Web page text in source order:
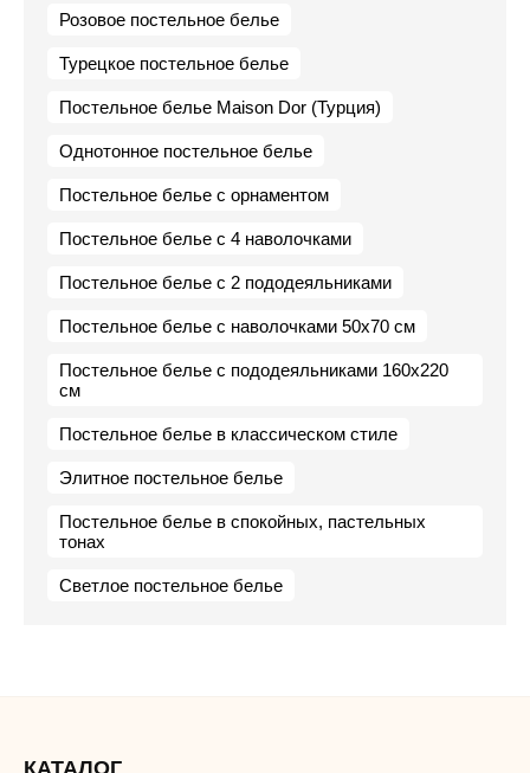
Розовое постельное белье
Турецкое постельное белье
Постельное белье Maison Dor (Турция)
Однотонное постельное белье
Постельное белье с орнаментом
Постельное белье с 4 наволочками
Постельное белье с 2 пододеяльниками
Постельное белье с наволочками 50х70 см
Постельное белье с пододеяльниками 160х220
см
Постельное белье в классическом стиле
Элитное постельное белье
Постельное белье в спокойных, пастельных
тонах
Светлое постельное белье
КАТАЛОГ